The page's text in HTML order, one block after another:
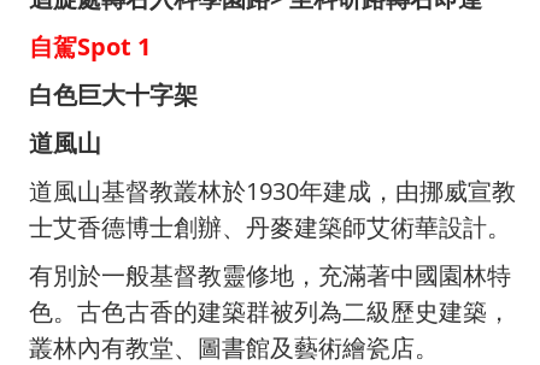
自駕Spot 1
白色巨大十字架
道風山
道風山基督教叢林於1930年建成，由挪威宣教
士艾香德博士創辦、丹麥建築師艾術華設計。
有別於一般基督教靈修地，充滿著中國園林特
色。古色古香的建築群被列為二級歷史建築，
叢林內有教堂、圖書館及藝術繪瓷店。